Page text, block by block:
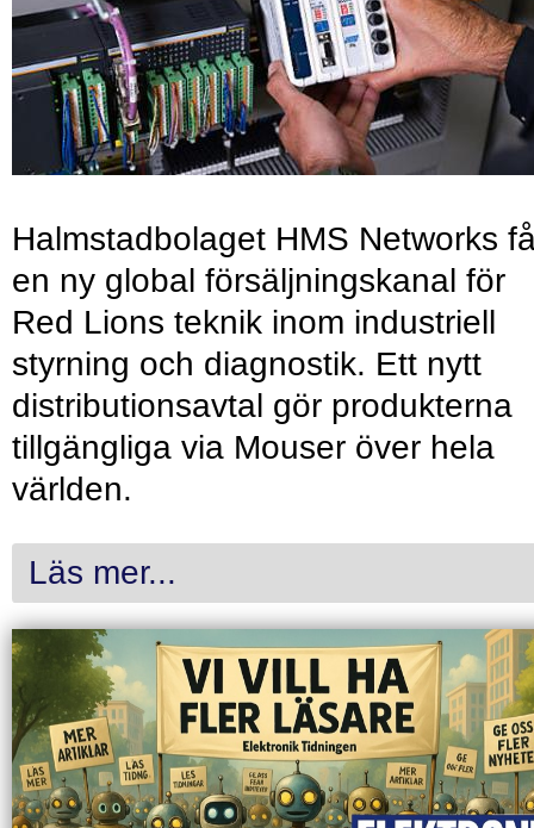
Halmstadbolaget HMS Networks
en ny global försäljningskanal för
Red Lions teknik inom industriell
styrning och diagnostik. Ett nytt
distributionsavtal gör produkterna
tillgängliga via Mouser över hela
världen.
Läs mer...